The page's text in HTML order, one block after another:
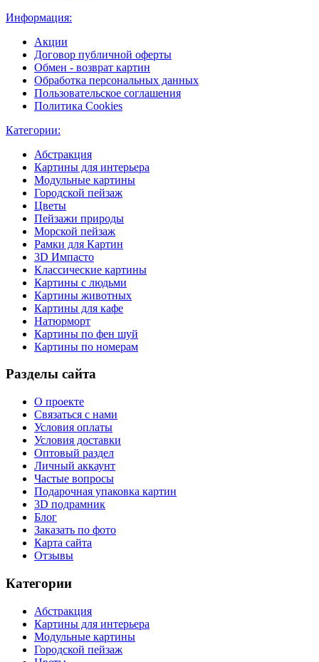
Информация:
Акции
Договор публичной оферты
Обмен - возврат картин
Обработка персональных данных
Пользовательское соглашения
Политика Cookies
Категории:
Абстракция
Картины для интерьера
Модульные картины
Городской пейзаж
Цветы
Пейзажи природы
Морской пейзаж
Рамки для Картин
3D Импасто
Классические картины
Картины с людьми
Картины животных
Картины для кафе
Натюрморт
Картины по фен шуй
Картины по номерам
Разделы сайта
О проекте
Связаться с нами
Условия оплаты
Условия доставки
Оптовый раздел
Личный аккаунт
Частые вопросы
Подарочная упаковка картин
3D подрамник
Блог
Заказать по фото
Карта сайта
Отзывы
Категории
Абстракция
Картины для интерьера
Модульные картины
Городской пейзаж